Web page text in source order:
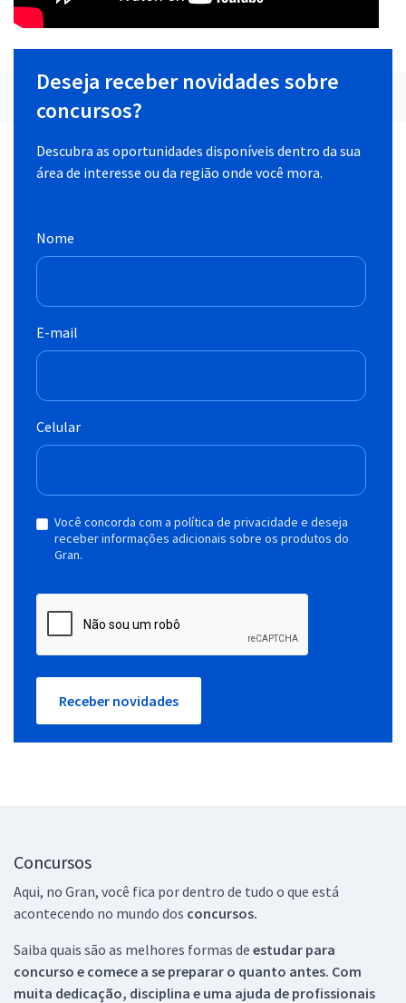
Deseja receber novidades sobre
concursos?
Descubra as oportunidades disponíveis dentro da sua
área de interesse ou da região onde você mora.
Nome
E-mail
Celular
Você concorda com a política de privacidade e deseja
receber informações adicionais sobre os produtos do
Gran.
Receber novidades
Concursos
Aqui, no Gran, você fica por dentro de tudo o que está
acontecendo no mundo dos concursos.
Saiba quais são as melhores formas de estudar para
concurso e comece a se preparar o quanto antes. Com
muita dedicação, disciplina e uma ajuda de profissionais